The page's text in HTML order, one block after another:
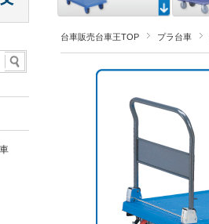
台車販売台車王TOP プラ台車